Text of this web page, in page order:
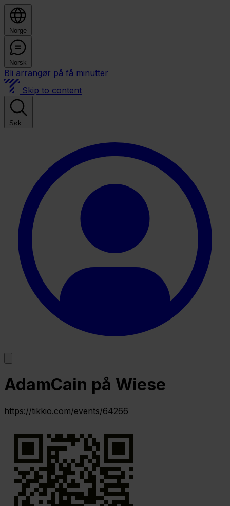
Norge
Norsk
Bli arrangør på få minutter
Skip to content
Søk...
AdamCain på Wiese
https://tikkio.com/events/64266